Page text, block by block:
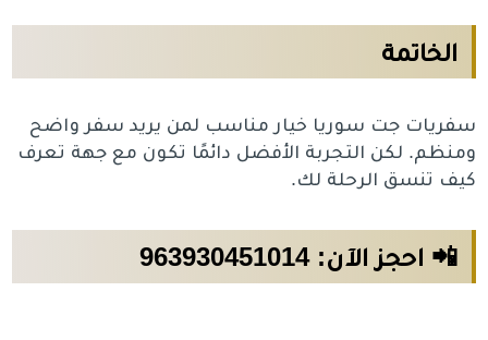
الخاتمة
سفريات جت سوريا خيار مناسب لمن يريد سفر واضح
ومنظم. لكن التجربة الأفضل دائمًا تكون مع جهة تعرف
كيف تنسق الرحلة لك.
📲 احجز الآن: 963930451014